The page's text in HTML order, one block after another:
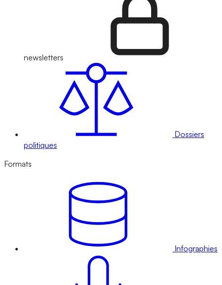
newsletters
Dossiers
politiques
Formats
Infographies